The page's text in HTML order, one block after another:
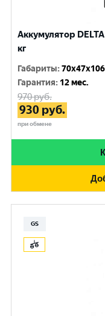
Аккумулятор
кг
Габариты:70x47x106
Гарантия: 12 мес.
970руб.
930 руб.
при обмене
GS